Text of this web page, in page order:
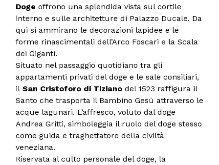
Doge offrono una splendida vista sul cortile
interno e sulle architetture di Palazzo Ducale. Da
qui si ammirano le decorazioni lapidee e le
forme rinascimentali dell’Arco Foscari e la Scala
dei Giganti.
Situato nel passaggio quotidiano tra gli
appartamenti privati del doge e le sale consiliari,
il San Cristoforo di Tiziano del 1523 raffigura il
Santo che trasporta il Bambino Gesù attraverso le
acque lagunari. L’affresco, voluto dal doge
Andrea Gritti, simboleggia il ruolo del doge stesso
come guida e traghettatore della civiltà
veneziana.
Riservata al culto personale del doge, la